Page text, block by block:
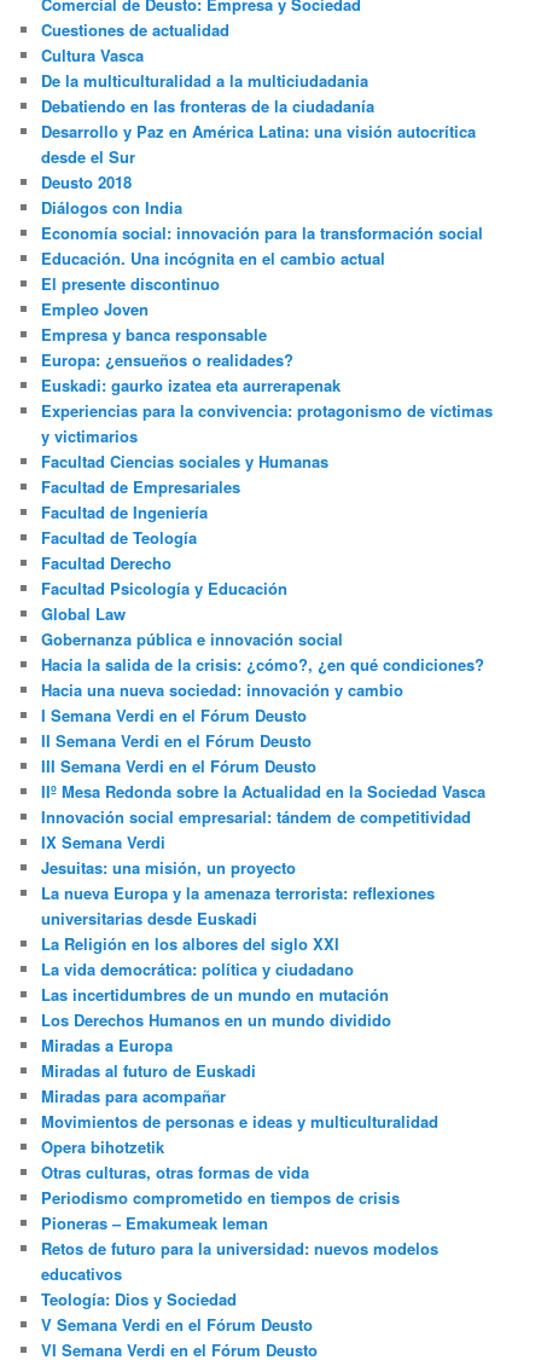
Comercial de Deusto: Empresa y Sociedad
Cuestiones de actualidad
Cultura Vasca
De la multiculturalidad a la multiciudadania
Debatiendo en las fronteras de la ciudadanía
Desarrollo y Paz en América Latina: una visión autocrítica
desde el Sur
Deusto 2018
Diálogos con India
Economía social: innovación para la transformación social
Educación. Una incógnita en el cambio actual
El presente discontinuo
Empleo Joven
Empresa y banca responsable
Europa: ¿ensueños o realidades?
Euskadi: gaurko izatea eta aurrerapenak
Experiencias para la convivencia: protagonismo de víctimas
y victimarios
Facultad Ciencias sociales y Humanas
Facultad de Empresariales
Facultad de Ingeniería
Facultad de Teología
Facultad Derecho
Facultad Psicología y Educación
Global Law
Gobernanza pública e innovación social
Hacia la salida de la crisis: ¿cómo?, ¿en qué condiciones?
Hacia una nueva sociedad: innovación y cambio
I Semana Verdi en el Fórum Deusto
II Semana Verdi en el Fórum Deusto
III Semana Verdi en el Fórum Deusto
IIº Mesa Redonda sobre la Actualidad en la Sociedad Vasca
Innovación social empresarial: tándem de competitividad
IX Semana Verdi
Jesuitas: una misión, un proyecto
La nueva Europa y la amenaza terrorista: reflexiones
universitarias desde Euskadi
La Religión en los albores del siglo XXI
La vida democrática: política y ciudadano
Las incertidumbres de un mundo en mutación
Los Derechos Humanos en un mundo dividido
Miradas a Europa
Miradas al futuro de Euskadi
Miradas para acompañar
Movimientos de personas e ideas y multiculturalidad
Opera bihotzetik
Otras culturas, otras formas de vida
Periodismo comprometido en tiempos de crisis
Pioneras – Emakumeak leman
Retos de futuro para la universidad: nuevos modelos
educativos
Teología: Dios y Sociedad
V Semana Verdi en el Fórum Deusto
VI Semana Verdi en el Fórum Deusto